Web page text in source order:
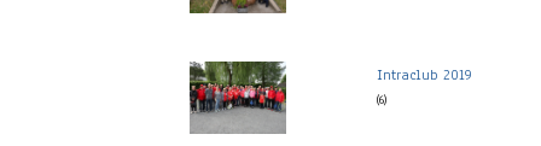
Intraclub 2019
(6)